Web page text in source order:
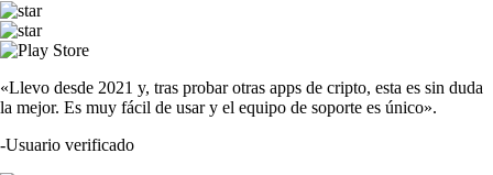
«Llevo desde 2021 y, tras probar otras apps de cripto, esta es sin duda
la mejor. Es muy fácil de usar y el equipo de soporte es único».
-Usuario verificado